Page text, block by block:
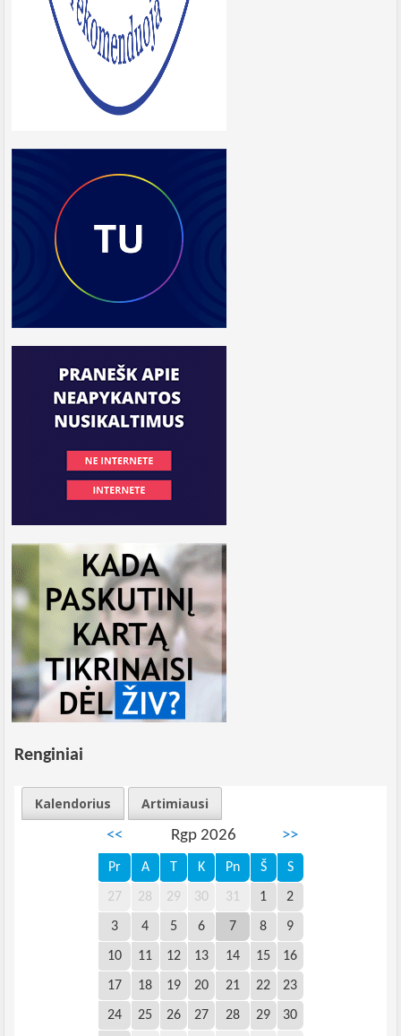
Renginiai
Kalendorius
Artimiausi
<<
Rgp 2026 >>
Pr A T K Pn Š S
27 28 29 30 31 1 2
3 4 5 6 7 8 9
10 11 12 13 14 15 16
17 18 19 20 21 22 23
24 25 26 27 28 29 30